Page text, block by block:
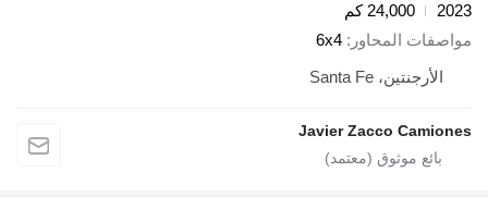
2023
24,000 كم
مواصفات المحاور
6x4
الأرجنتين، Santa Fe
Javier Zacco Camiones